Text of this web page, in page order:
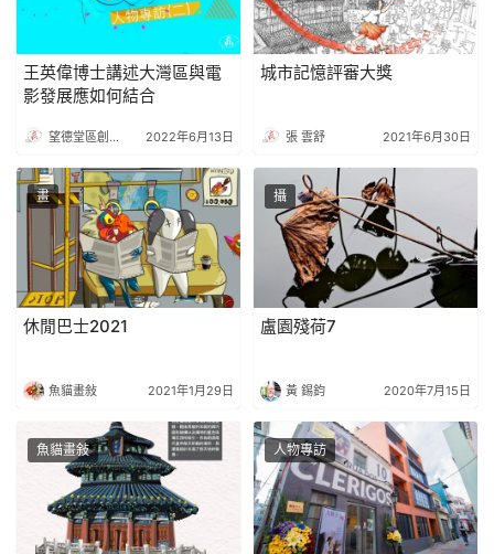
王英偉博士講述大灣區與電
影發展應如何結合
望德堂區創意產業促進會 2022年6月13日
城市記憶評審大獎
張 雲舒 2021年6月30日
畫
休閒巴士2021
魚貓畫敍 2021年1月29日
攝
盧園殘荷7
黃 錫鈞 2020年7月15日
魚貓畫敍 人物專訪